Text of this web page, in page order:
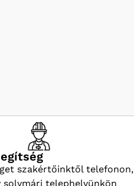
szakértőinktől telefonon,
solymári telephelyünkön